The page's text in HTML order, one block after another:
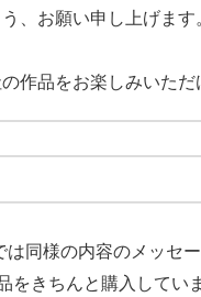
、お願い申し上げます
作品をお楽しみいただ
同様の内容のメッセ
をきちんと購入してい